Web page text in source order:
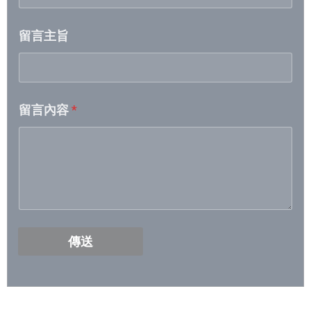
2026/4/28- 2026/5/4
2026/4/14 – 2026/4/20
留言主旨
留言內容*
傳送